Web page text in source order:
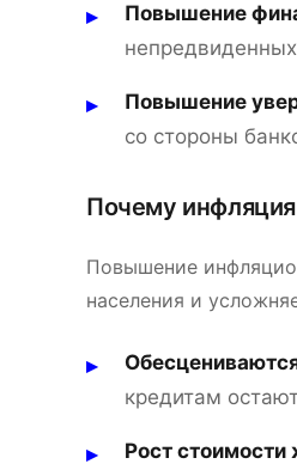
Повышение
Повышение
со стороны
Почему
Повышение
населения и
кредитам
Рост стоимости